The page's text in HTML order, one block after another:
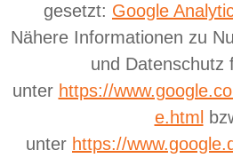
gesetzt: Google
Nähere Informationen zu
und Datenschutz
unter https://
e.html
unter https://